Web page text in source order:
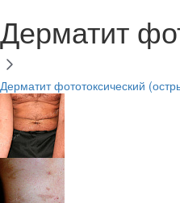
Дерматит
Дерматит фототоксический